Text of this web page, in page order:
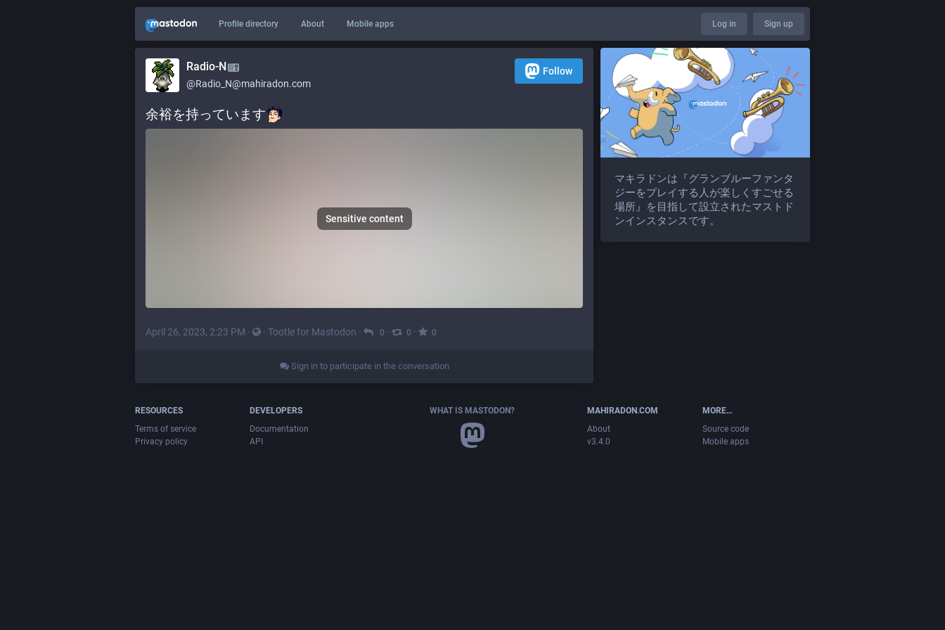
Profile directory About Mobile apps Log in Sign up
Radio-N
@Radio_N@mahiradon.com
Follow
余裕を持っています​
Sensitive content
April 26, 2023, 2:23 PM · · Tootle for Mastodon · 0 · 0 · 0
Sign in to participate in the conversation
マキラドンは『グランブルーファンタ
ジーをプレイする人が楽しくすごせる
場所』を目指して設立されたマストド
ンインスタンスです。
RESOURCES
Terms of service
Privacy policy
DEVELOPERS
Documentation
API
WHAT IS MASTODON?
MAHIRADON.COM
About
v3.4.0
MORE…
Source code
Mobile apps